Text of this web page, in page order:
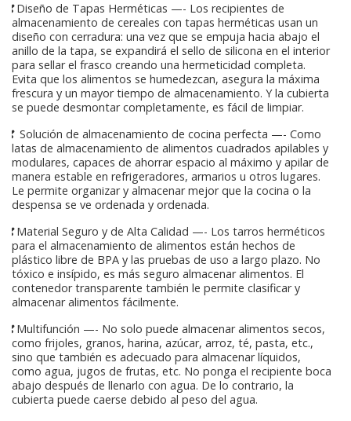
❣Diseño de Tapas Herméticas —- Los recipientes de
almacenamiento de cereales con tapas herméticas usan un
diseño con cerradura: una vez que se empuja hacia abajo el
anillo de la tapa, se expandirá el sello de silicona en el interior
para sellar el frasco creando una hermeticidad completa.
Evita que los alimentos se humedezcan, asegura la máxima
frescura y un mayor tiempo de almacenamiento. Y la cubierta
se puede desmontar completamente, es fácil de limpiar.
❣ Solución de almacenamiento de cocina perfecta —- Como
latas de almacenamiento de alimentos cuadrados apilables y
modulares, capaces de ahorrar espacio al máximo y apilar de
manera estable en refrigeradores, armarios u otros lugares.
Le permite organizar y almacenar mejor que la cocina o la
despensa se ve ordenada y ordenada.
❣Material Seguro y de Alta Calidad —- Los tarros herméticos
para el almacenamiento de alimentos están hechos de
plástico libre de BPA y las pruebas de uso a largo plazo. No
tóxico e insípido, es más seguro almacenar alimentos. El
contenedor transparente también le permite clasificar y
almacenar alimentos fácilmente.
❣Multifunción —- No solo puede almacenar alimentos secos,
como frijoles, granos, harina, azúcar, arroz, té, pasta, etc.,
sino que también es adecuado para almacenar líquidos,
como agua, jugos de frutas, etc. No ponga el recipiente boca
abajo después de llenarlo con agua. De lo contrario, la
cubierta puede caerse debido al peso del agua.